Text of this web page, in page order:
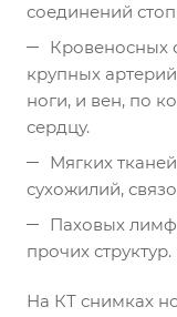
соединений
Кровеносных
крупных
ноги, и вен, по
сердцу.
Мягких
сухожилий,
Паховых
прочих структур.
На КТ снимках